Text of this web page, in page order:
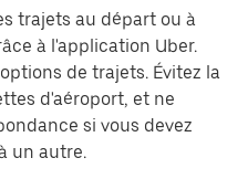
trajets au départ ou à
à l'application Uber.
de trajets. Évitez la
d'aéroport, et ne
si vous devez
un autre.